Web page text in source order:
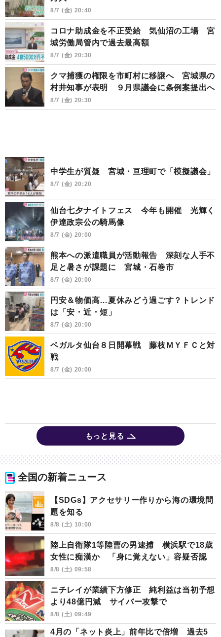
8/7 (金) 20:40
コロナ助成金を不正受給 気仙沼の工場 宮
城労働局管内で過去最高額
8/7 (金) 20:30
クマ捕獲の権限を市町村に移譲へ 宮城県の
村井知事が表明 ９月県議会に条例案提出へ
8/7 (金) 20:30
中学生が質疑 宮城・亘理町で「模擬議会」
8/7 (金) 20:20
仙台七夕ナイトフェス 今年も開催 光輝く
伊達政宗公の騎馬像
8/7 (金) 20:00
熊本への派遣職員が活動報告 深刻な人手不
足と暑さが課題に 宮城・石巻市
8/7 (金) 20:00
円安＆物価高…夏休みどう過ごす？トレンド
は「安・近・短」
8/7 (金) 20:00
ベガルタ仙台８日開幕戦 藤枝ＭＹＦＣと対
戦
8/7 (金) 20:00
もっと見る
全国の新着ニュース
【SDGs】アクセサリー作りから海の環境問
題を知る
8/8 (土) 10:00
陸上自衛隊1等陸曹の男逮捕 横浜駅で18歳
女性に痴漢か 「身に覚えない」容疑否認
8/8 (土) 09:58
ニチレイが業績下方修正 純利益は当初予想
より48億円減 サイバー攻撃で
8/8 (土) 09:49
4月の「ネット炎上」前年比で倍増 過去5